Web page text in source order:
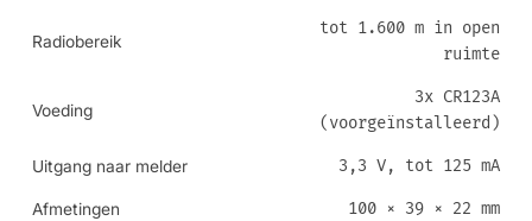
Radiobereik
tot 1.600 m in open
ruimte
Voeding
3x CR123A
(voorgeïnstalleerd)
Uitgang naar melder 3,3 V, tot 125 mA
Afmetingen 100 × 39 × 22 mm